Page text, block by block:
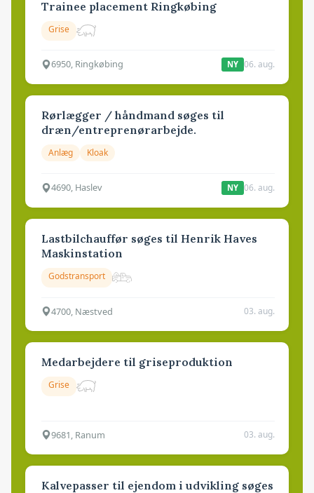
Trainee placement Ringkøbing
Grise
6950, Ringkøbing NY 06. aug.
Rørlægger / håndmand søges til
dræn/entreprenørarbejde.
Anlæg Kloak
4690, Haslev NY 06. aug.
Lastbilchauffør søges til Henrik Haves
Maskinstation
Godstransport
4700, Næstved 03. aug.
Medarbejdere til griseproduktion
Grise
9681, Ranum 03. aug.
Kalvepasser til ejendom i udvikling søges